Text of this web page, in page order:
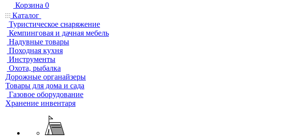
Корзина 0
Каталог
Туристическое снаряжение
Кемпинговая и дачная мебель
Надувные товары
Походная кухня
Инструменты
Охота, рыбалка
Дорожные органайзеры
Товары для дома и сада
Газовое оборудование
Хранение инвентаря